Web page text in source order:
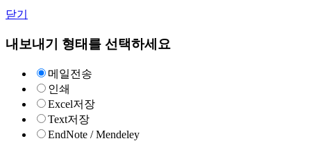
닫기
내보내기 형태를 선택하세요
메일전송
인쇄
Excel저장
Text저장
EndNote / Mendeley